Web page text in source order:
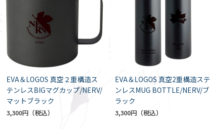
EVA＆LOGOS 真空２重構造ス
テンレスBIGマグカップ/NERV/
マットブラック
3,300円
EVA＆LOGOS 真空2重構造ステ
ンレスMUG BOTTLE/NERV/ブ
ラック
3,300円